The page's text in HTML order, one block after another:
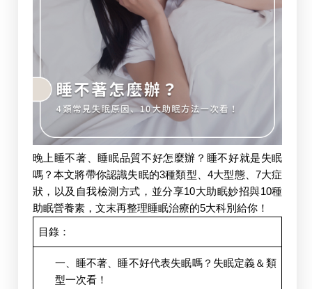
晚上睡不著、睡眠品質不好怎麼辦？睡不好就是失眠
嗎？本文將帶你認識失眠的3種類型、4大型態、7大症
狀，以及自我檢測方式，並分享10大助眠妙招與10種
助眠營養素，文末再整理睡眠治療的5大科別給你！
目錄：
一、睡不著、睡不好代表失眠嗎？失眠定義＆類
型一次看！